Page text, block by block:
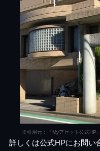
※引用元：「Myアセット公式HP
詳しくは公式HPにお問い